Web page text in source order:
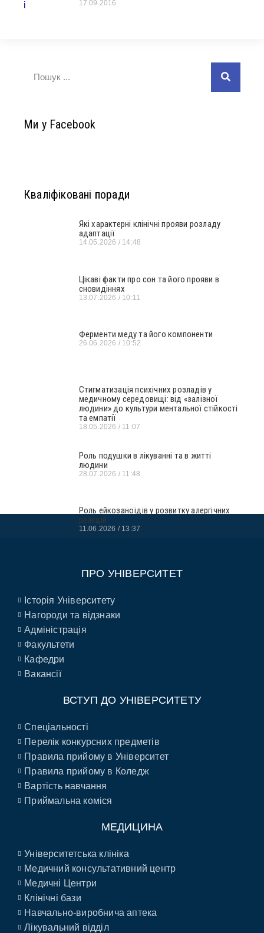
17.09.2016
Ми у Facebook
Кваліфіковані поради
Які характерні клінічні прояви розладу
адаптації
14.05.2026 14:48
Цікаві факти про сон та його прояви в
сновидіннях
13.07.2026 10:11
Ферменти меду та його компоненти
26.06.2026 10:52
Стигматизація психічних розладів у
медичному середовищі: від «залізної
людини» до культури ментальної стійкості
та емпатії
18.05.2026 11:07
Роль подушки в лікуванні та в житті
людини
28.07.2026 11:48
Роль ейкозаноїдів у розвитку алергічних
реакцій
11.06.2026 13:37
ПРО УНІВЕРСИТЕТ
Історія Університету
Нагороди та відзнаки
Адміністрація
Факультети
Кафедри
Вакансії
ВСТУП ДО УНІВЕРСИТЕТУ
Спеціальності
Перелік конкурсних предметів
Правила прийому в Університет
Правила прийому в Коледж
Вартість навчання
Приймальна коміся
МЕДИЦИНА
Університетська клініка
Медичний консультативний центр
Медичні Центри
Клінічні бази
Навчально-виробнича аптека
Лікувальний відділ